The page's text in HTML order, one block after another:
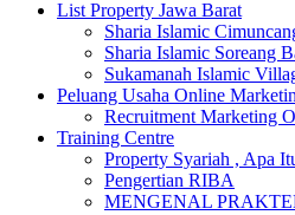
List Property Jawa Barat
Sharia Islamic
Sharia Islamic Soreang
Sukamanah Islamic
Peluang Usaha Online
Recruitment Marketing
Training Centre
Property Syariah , Apa
Pengertian RIBA
MENGENAL